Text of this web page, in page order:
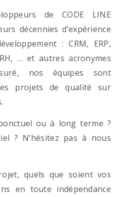
de CODE LINE
décennies d’expérience
: CRM, ERP,
… et autres acronymes
nos équipes sont
projets de qualité sur
ou à long terme ?
? N’hésitez pas à nous
quels que soient vos
en toute indépendance